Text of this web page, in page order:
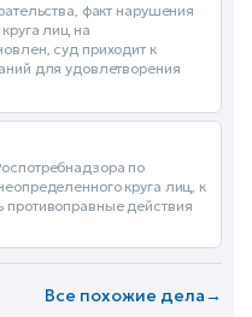
факт нарушения
лиц на
суд приходит к
для удовлетворения
по
круга лиц, к
действия
Все похожие дела→